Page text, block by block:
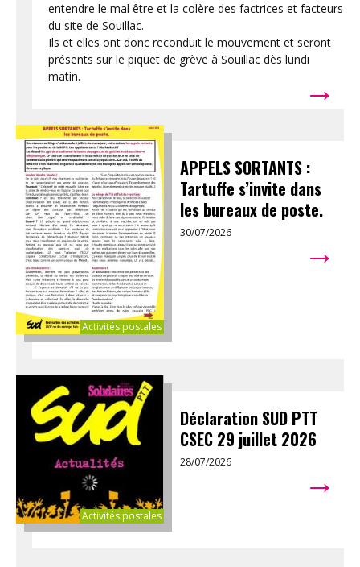
entendre le mal être et la colère des factrices et facteurs
du site de Souillac.
Ils et elles ont donc reconduit le mouvement et seront
présents sur le piquet de grève à Souillac dès lundi
matin.
→
Activités postales
APPELS SORTANTS :
Tartuffe s’invite dans
les bureaux de poste.
30/07/2026 →
Activités postales
Déclaration SUD PTT
CSEC 29 juillet 2026
28/07/2026 →